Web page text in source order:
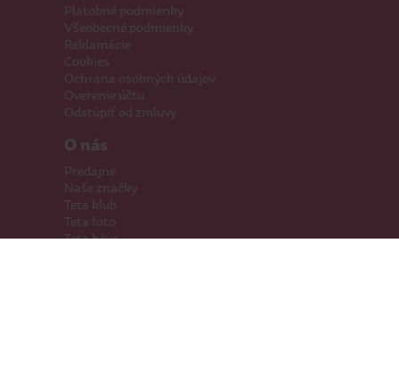
Platobné podmienky
Všeobecné podmienky
Reklamácie
Cookies
Ochrana osobných údajov
Overenie účtu
Odstúpiť od zmluvy
O nás
Predajne
Naše značky
Teta klub
Teta foto
Teta káva